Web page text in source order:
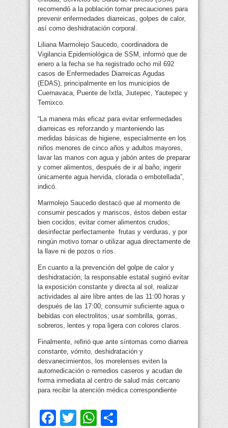
recomendó a la población tomar precauciones para
prevenir enfermedades diarreicas, golpes de calor,
así como deshidratación corporal.
Liliana Marmolejo Saucedo, coordinadora de
Vigilancia Epidemiológica de SSM, informó que de
enero a la fecha se ha registrado ocho mil 692
casos de Enfermedades Diarreicas Agudas
(EDAS), principalmente en los municipios de
Cuernavaca, Puente de Ixtla, Jiutepec, Yautepec y
Temixco.
“La manera más eficaz para evitar enfermedades
diarreicas es reforzando y manteniendo las
medidas básicas de higiene, especialmente en los
niños menores de cinco años y adultos mayores,
lavar las manos con agua y jabón antes de preparar
y comer alimentos, después de ir al baño; ingerir
únicamente agua hervida, clorada o embotellada”,
indicó.
Marmolejo Saucedo destacó que al momento de
consumir pescados y mariscos, éstos deben estar
bien cocidos; evitar comer alimentos crudos;
desinfectar perfectamente frutas y verduras, y por
ningún motivo tomar o utilizar agua directamente de
la llave ni de pozos o ríos.
En cuanto a la prevención del golpe de calor y
deshidratación, la responsable estatal sugirió evitar
la exposición constante y directa al sol, realizar
actividades al aire libre antes de las 11:00 horas y
después de las 17:00; consumir suficiente agua o
bebidas con electrolitos; usar sombrilla, gorras,
sobreros, lentes y ropa ligera con colores claros.
Finalmente, refirió que ante síntomas como diarrea
constante, vómito, deshidratación y
desvanecimientos, los morelenses eviten la
automedicación o remedios caseros y acudan de
forma inmediata al centro de salud más cercano
para recibir la atención médica correspondiente
Facebook
TwitterWhatsApp